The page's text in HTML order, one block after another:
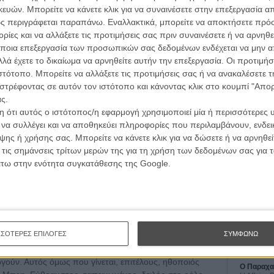
Μπορείτε να κάνετε κλικ για να συναινέσετε στην επεξεργασία
περιγράφεται παραπάνω. Εναλλακτικά, μπορείτε να αποκτήσετε
και να αλλάξετε τις προτιμήσεις σας πριν συναινέσετε ή να
επεξεργασία των προσωπικών σας δεδομένων ενδέχεται να μην
έχετε το δικαίωμα να αρνηθείτε αυτήν την επεξεργασία. Οι
Μπορείτε να αλλάξετε τις προτιμήσεις σας ή να ανακαλέσετε
σε αυτόν τον ιστότοπο και κάνοντας κλικ στο κουμπί
αυτός ο ιστότοπος/η εφαρμογή χρησιμοποιεί μία ή περισσότερες
συλλέγει και να αποθηκεύει πληροφορίες που περιλαμβάνουν,
ή χρήσης σας. Μπορείτε να κάνετε κλικ για να δώσετε ή να
σημάνσεις τρίτων μερών της για τη χρήση των δεδομένων σας
στην ενότητα συγκατάθεσης της Google.
ΕΠΙΛΟΓΕΣ ΣΥΜΦΩΝΩ
και την προσοχή. Οταν όμως η πόλη θελήσει να
της πιο διεφθαρμένης από όλες τις μαφίες,
τον πιο αδύναμο κρίκο. Θα αναγκαστεί να
κάτι μεγαλύτερο από το «Proposition», σε κάτι
είναι ταινία κοινού, φτιαγμένη όμως από τα υλικά
κι ενός ασυμβίβαστα ωμού σκηνοθέτη στην
συνεπής στις σήμα-κατατεθέν αντιθέσεις του: λυρικά
της άγριας δύσης, όσο τα κοντινά του αναβλύζουν,
άλλοι θα αποδεχτούν την ευθύτητά του:
χωρίς να λερώνεσαι. Στην επαρχία, οι αναμετρήσεις
σουβλιά, πίσσα και πούπουλα.
μεγάλου αδελφού και όπως τον έχουμε συνηθίσει:
βάδισμά του. Η Τζέσικα Τσαστέιν, ως κορίτσι που
και κατέφυγε στην ησυχία για να σωθεί, έχει έναν
ότι δεν έχουμε δει τίποτα ακόμα από το
φρύδια και βλέμμα φιδιού τραβάει τον
και υποχόνδριου ντετέκτιβ στα όρια της
Αυτός όμως που γίνεται, επιτέλους, ηθοποιός
Μπέλα
Μια
A Place
Tacones
Πέδρο
Ο